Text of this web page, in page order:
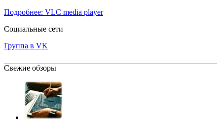
Подробнее: VLC media player
Социальные сети
Группа в VK
Свежие обзоры